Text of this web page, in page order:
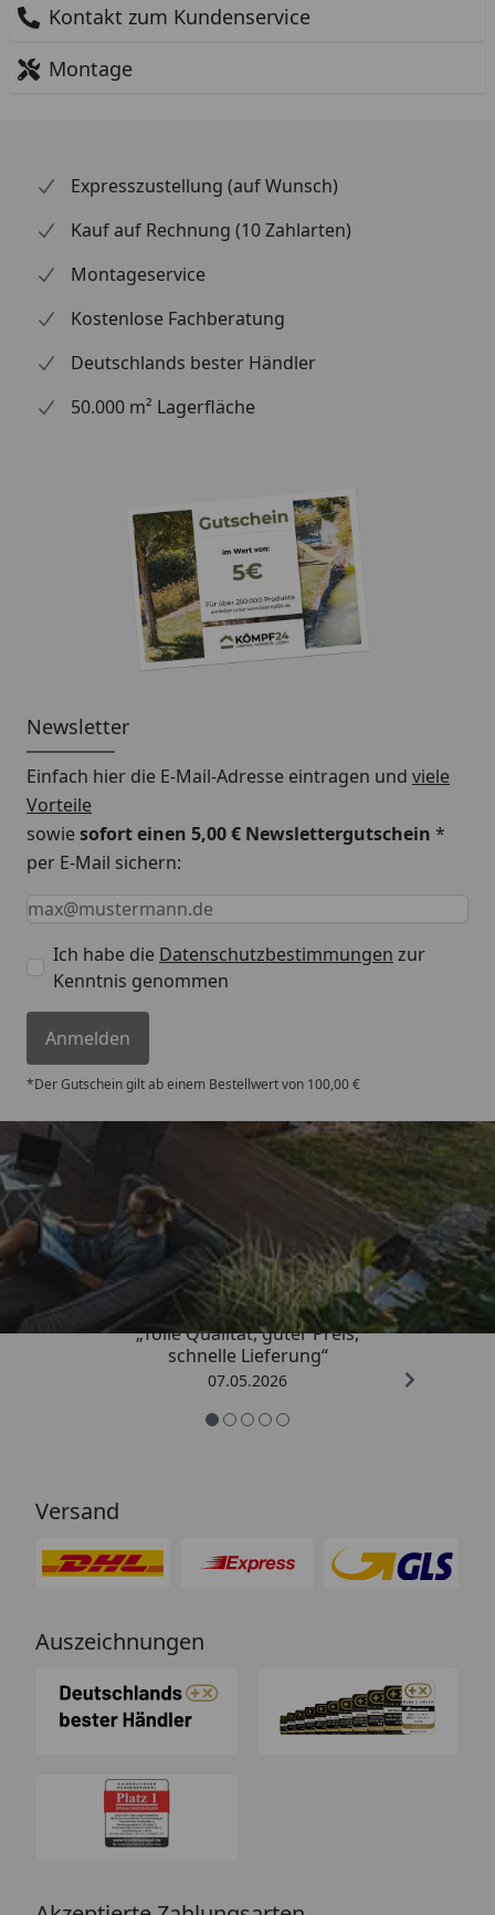
Kontakt zum Kundenservice
Montage
Expresszustellung (auf Wunsch)
Kauf auf Rechnung (10 Zahlarten)
Montageservice
Kostenlose Fachberatung
Deutschlands bester Händler
50.000 m² Lagerfläche
Newsletter
Einfach hier die E-Mail-Adresse eintragen und viele
Vorteile
sowiesofort einen 5,00 € Newslettergutschein *
per E-Mail sichern:
Keine Eingabe erforderlich
Eingabe erforderlich
E-Mail *
Ich habe die Datenschutzbestimmungen zur
Kenntnis genommen
Anmelden
*Der Gutschein gilt ab einem Bestellwert von 100,00 €
Trusted Shops
4,67/ 5
„Tolle Qualität, guter Preis,
schnelle Lieferung“
07.05.2026
Versand
Auszeichnungen